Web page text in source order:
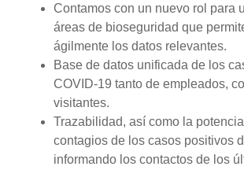
Contamos con un nuevo rol para
áreas de bioseguridad que
ágilmente los datos relevantes.
Base de datos unificada de los
COVID-19 tanto de empleados,
visitantes.
Trazabilidad, así como la
contagios de los casos positivos
informando los contactos de los